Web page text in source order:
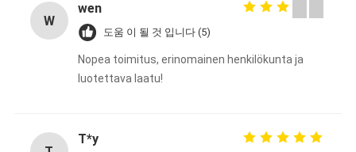
W
wen
도움 이 될 것 입니다 (5)
Nopea toimitus, erinomainen henkilökunta ja
luotettava laatu!
T*y